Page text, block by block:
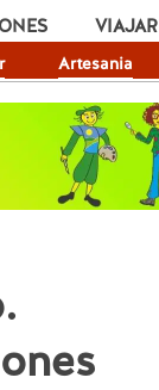
Artesania
VIAJAR